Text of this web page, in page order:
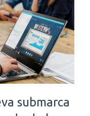
submarca